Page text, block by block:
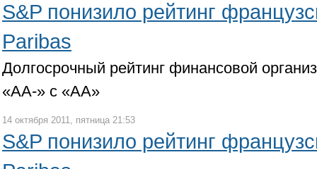
S&P понизило рейтинг
Paribas
Долгосрочный рейтинг финансовой
«АА-» с «АА»
14 октября 2011, пятница 21:53
S&P понизило рейтинг